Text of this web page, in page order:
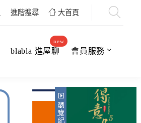
進階搜尋 大首頁
blabla 進屋聊
new
會員服務